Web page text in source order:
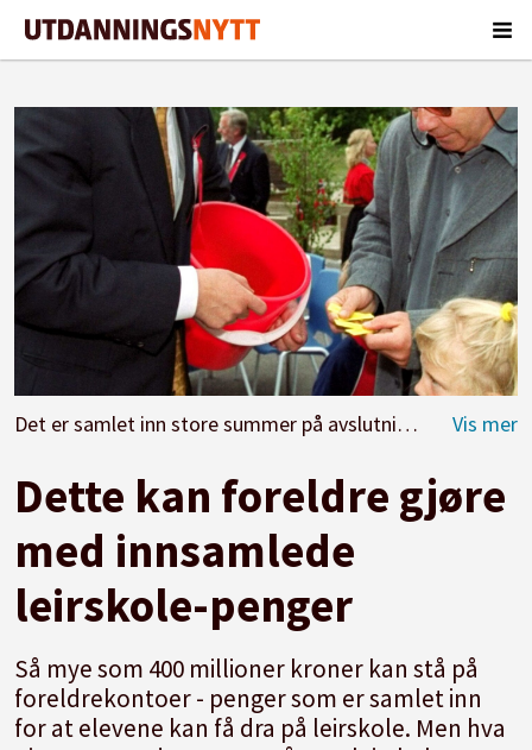
Det er samlet inn store summer på avslutninger, 17. mai og ved innsamlinger - penger som skulle gå til leirskole.
Dette kan foreldre gjøre
med innsamlede
leirskole-penger
Så mye som 400 millioner kroner kan stå på
foreldrekontoer - penger som er samlet inn
for at elevene kan få dra på leirskole. Men hva